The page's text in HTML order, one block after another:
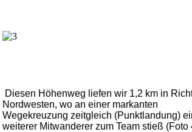
Diesen Höhenweg liefen wir 1,2 km in
Nordwesten, wo an einer markanten
Wegekreuzung zeitgleich (Punktlandung)
weiterer Mitwanderer zum Team stieß (Foto